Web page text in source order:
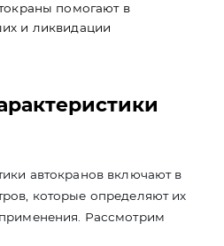
помогают в
и ликвидации
автокранов включают в
которые определяют их
Рассмотрим